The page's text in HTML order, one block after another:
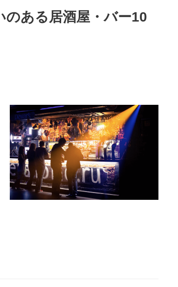
ある居酒屋・バー10